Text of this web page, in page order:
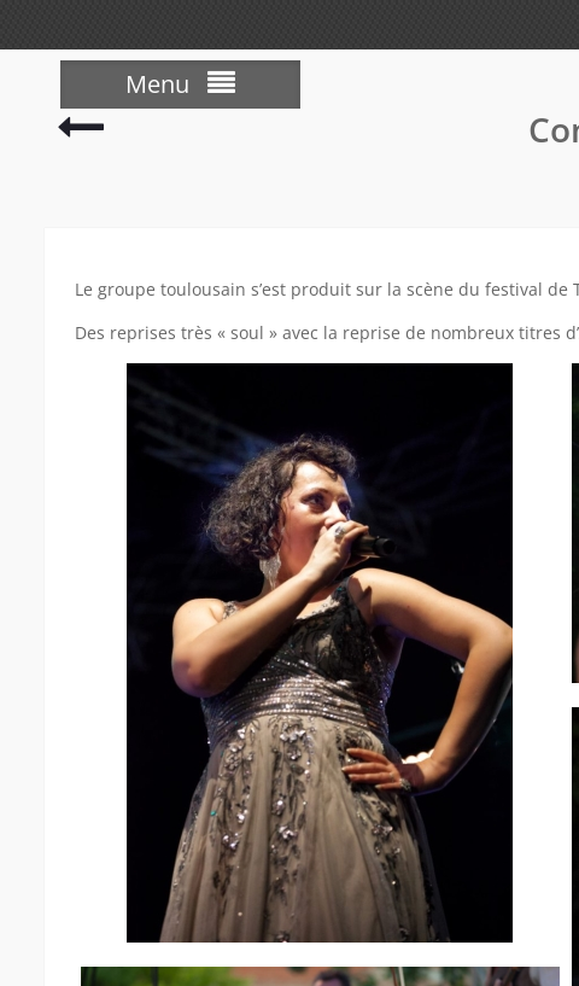
Menu
Le groupe toulousain s’est produit sur la scène du festival de
Des reprises très « soul » avec la reprise de nombreux titres